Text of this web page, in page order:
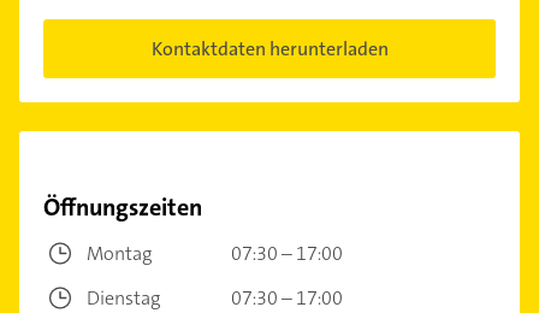
Kontaktdaten herunterladen
Öffnungszeiten
Montag
07:30 – 17:00
Dienstag
07:30 – 17:00